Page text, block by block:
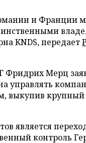
и Франции
KNDS, передает
Фридрих Мерц
управлять
выкупив крупный
является
контроль